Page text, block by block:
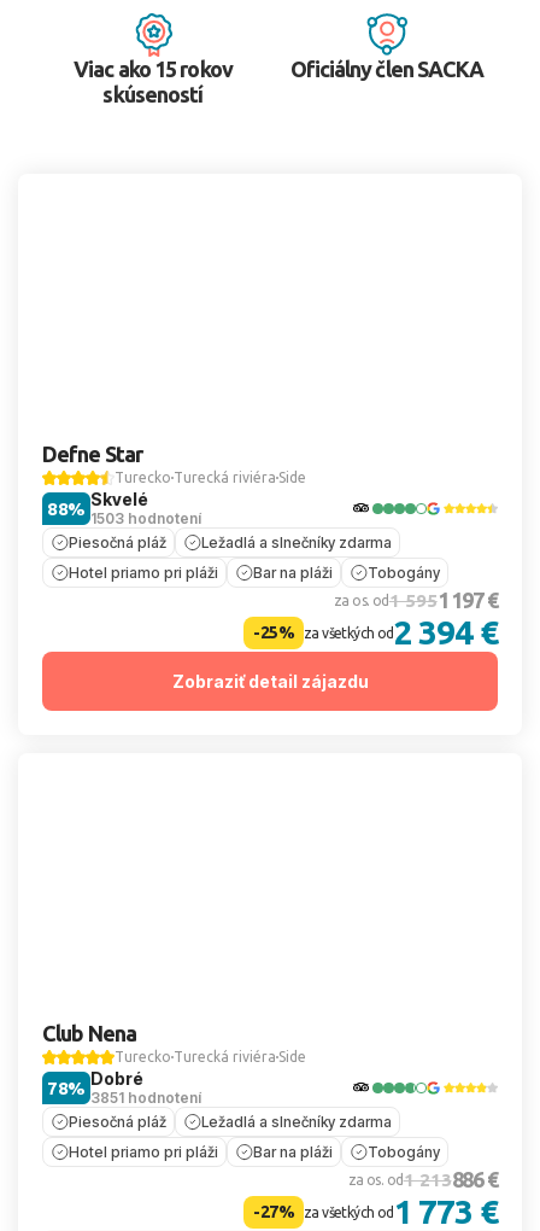
Viac ako 15 rokov
skúseností
Oficiálny člen SACKA
Defne Star
Turecko Turecká riviéra Side
Skvelé
1503 hodnotení
88%
Piesočná pláž
Ležadlá a slnečníky zdarma
Hotel priamo pri pláži
Bar na pláži Tobogány
za os. od1 5951 197 €
-25% za všetkých od2 394 €
Zobraziť detail zájazdu
Club Nena
Turecko Turecká riviéra Side
Dobré
3851 hodnotení
78%
Piesočná pláž
Ležadlá a slnečníky zdarma
Hotel priamo pri pláži
Bar na pláži Tobogány
za os. od1 213886 €
-27% za všetkých od 1 773 €